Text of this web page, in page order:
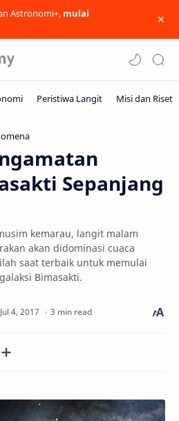
Astronomi+, mulai
Sepanjang
kemarau, langit malam
akan didominasi cuaca
saat terbaik untuk memulai
Bimasakti.
3 min read